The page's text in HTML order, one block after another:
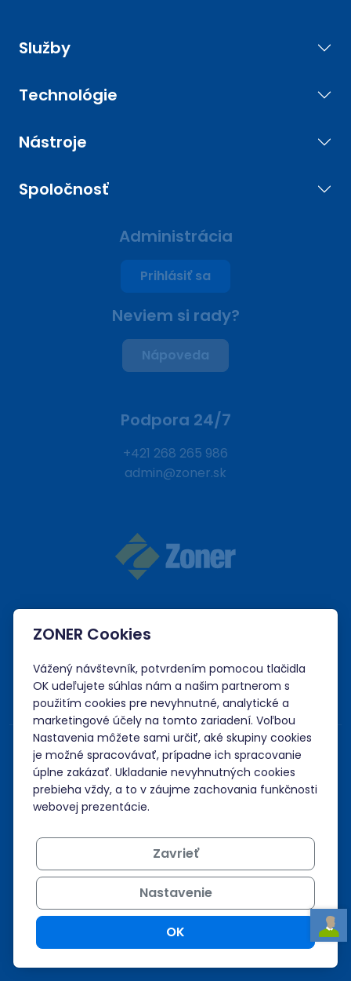
Služby
Technológie
Nástroje
Spoločnosť
Administrácia
Prihlásiť sa
Neviem si rady?
Nápoveda
Podpora 24/7
+421 268 265 986
admin@zoner.sk
Akceptujeme platby kartou, Google/Apple Pay,
bankovým prevodom a kreditom.
ZONER Cookies
Vážený návštevník, potvrdením pomocou tlačidla
OK udeľujete súhlas nám a našim partnerom s
použitím cookies pre nevyhnutné, analytické a
marketingové účely na tomto zariadení. Voľbou
Nastavenia môžete sami určiť, aké skupiny cookies
je možné spracovávať, prípadne ich spracovanie
úplne zakázať. Ukladanie nevyhnutných cookies
prebieha vždy, a to v záujme zachovania funkčnosti
webovej prezentácie.
Zavrieť
Nastavenie
OK